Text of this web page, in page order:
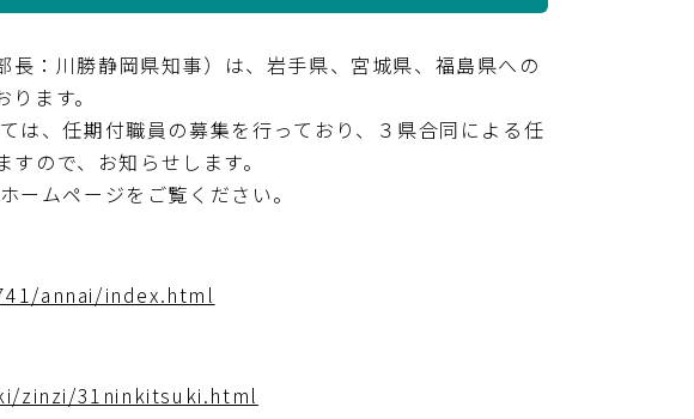
：川勝静岡県知事）は、岩手県、宮城県、福島県への
ます。
、任期付職員の募集を行っており、３県合同による任
ので、お知らせします。
ムページをご覧ください。
annai/index.html
zinzi/31ninkitsuki.html